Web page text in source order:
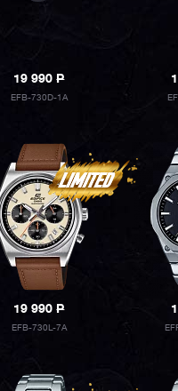
19 990P
EFB-730D-1A
19 990P
EFB-730L-7A